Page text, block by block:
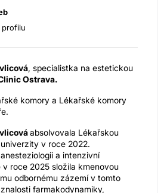
profilu
, specialistka na estetickou
Ostrava.
komory a Lékařské komory
absolvovala Lékařskou
v roce 2022.
a intenzivní
roce 2025 složila kmenovou
odbornému zázemí v tomto
farmakodynamiky,